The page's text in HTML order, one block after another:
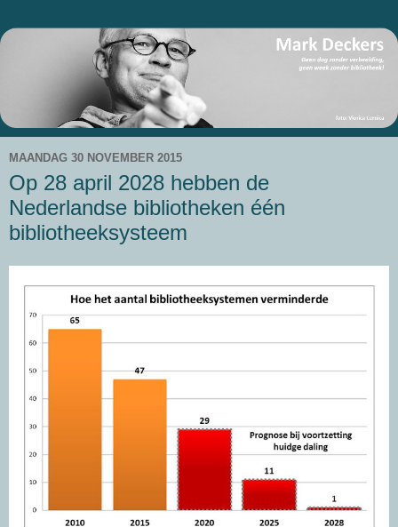
MAANDAG 30 NOVEMBER 2015
Op 28 april 2028 hebben de
Nederlandse bibliotheken één
bibliotheeksysteem